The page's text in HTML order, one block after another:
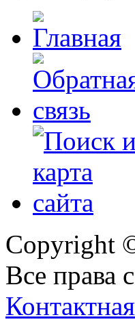
Copyright
Все права